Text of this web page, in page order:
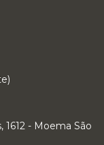
- Moema São